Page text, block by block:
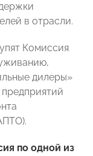
в отрасли.
Комиссия
дилеры»
по одной из